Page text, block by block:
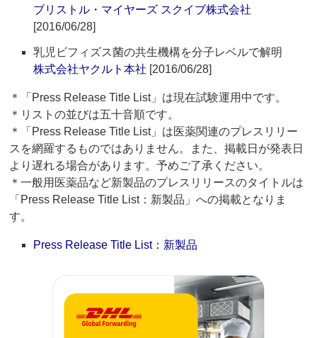
ブリストル・マイヤーズ スクイブ株式会社
[2016/06/28]
乳児ビフィズス菌の共生機構を分子レベルで解明
株式会社ヤクルト本社 [2016/06/28]
＊「Press Release Title List」は現在試験運用中です。
＊リストの並びは五十音順です。
＊「Press Release Title List」は医薬関連のプレスリリー
スを網羅するものではありません。また、掲載日が発表日
より遅れる場合があります。予めご了承ください。
＊一般用医薬品など新製品のプレスリリースのタイトルは
「Press Release Title List：新製品」への掲載となりま
す。
Press Release Title List：新製品